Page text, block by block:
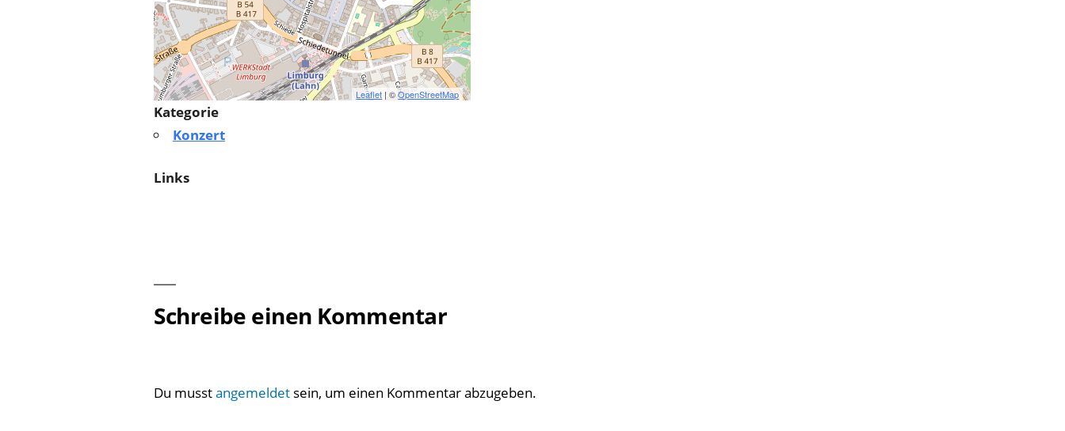
Leaflet | ©OpenStreetMap
Kategorie
Konzert
Links
Schreibe einen Kommentar
Du musstangemeldet sein, um einen Kommentar abzugeben.